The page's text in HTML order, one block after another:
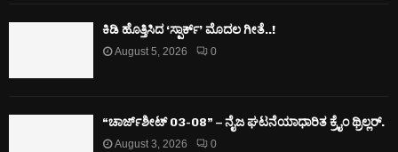
ಕಿಡಿ‌‌ ಹೊತ್ತಿಸಿದ ‘ಸ್ಪಾರ್ಕ್’ ಮೊದಲ‌ ಗೀತೆ..!
August 5, 2026 0
“ಚಾರ್ಜ್‌ಶೀಟ್ 03-08” – ನೈಜ ಘಟನೆಯಾಧಾರಿತ ಕ್ರೈಂ ಥ್ರಿಲ್ಲರ್.
August 3, 2026 0